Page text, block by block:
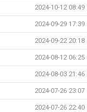
2024-10-12 08:49
2024-09-29 17:39
2024-09-22 20:18
2024-08-12 06:25
2024-08-03 21:46
2024-07-26 23:07
2024-07-26 22:40